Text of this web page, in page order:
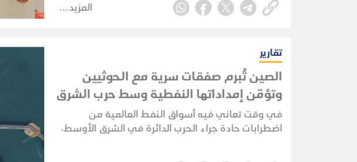
احترازي وإعادة تموضع للقوات، وليس إلى غزو بري
المزيد
تقارير
الصين تُبرم صفقات سرية مع الحوثيين
وتؤمّن إمداداتها النفطية وسط حرب الشرق
الأوسط
في وقت تعاني فيه أسواق النفط العالمية من
اضطرابات حادة جراء الحرب الدائرة في الشرق الأوسط،